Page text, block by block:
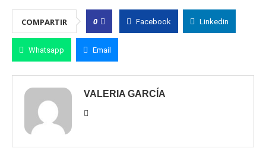
COMPARTIR 0 Facebook Linkedin
Whatsapp Email
VALERIA GARCÍA